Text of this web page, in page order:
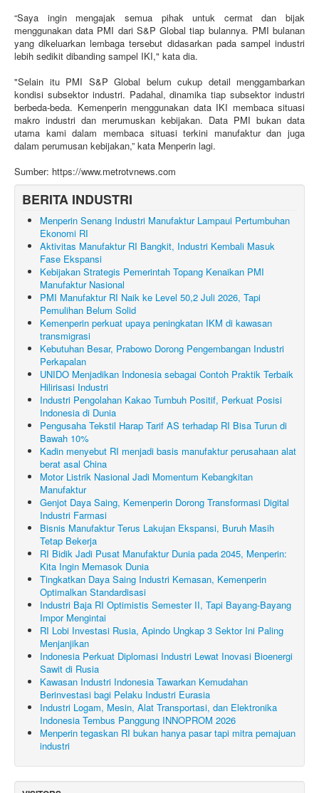
“Saya ingin mengajak semua pihak untuk cermat dan bijak
menggunakan data PMI dari S&P Global tiap bulannya. PMI bulanan
yang dikeluarkan lembaga tersebut didasarkan pada sampel industri
lebih sedikit dibanding sampel IKI," kata dia.
"Selain itu PMI S&P Global belum cukup detail menggambarkan
kondisi subsektor industri. Padahal, dinamika tiap subsektor industri
berbeda-beda. Kemenperin menggunakan data IKI membaca situasi
makro industri dan merumuskan kebijakan. Data PMI bukan data
utama kami dalam membaca situasi terkini manufaktur dan juga
dalam perumusan kebijakan,” kata Menperin lagi.
Sumber: https://www.metrotvnews.com
BERITA INDUSTRI
Menperin Senang Industri Manufaktur Lampaui Pertumbuhan
Ekonomi RI
Aktivitas Manufaktur RI Bangkit, Industri Kembali Masuk
Fase Ekspansi
Kebijakan Strategis Pemerintah Topang Kenaikan PMI
Manufaktur Nasional
PMI Manufaktur RI Naik ke Level 50,2 Juli 2026, Tapi
Pemulihan Belum Solid
Kemenperin perkuat upaya peningkatan IKM di kawasan
transmigrasi
Kebutuhan Besar, Prabowo Dorong Pengembangan Industri
Perkapalan
UNIDO Menjadikan Indonesia sebagai Contoh Praktik Terbaik
Hilirisasi Industri
Industri Pengolahan Kakao Tumbuh Positif, Perkuat Posisi
Indonesia di Dunia
Pengusaha Tekstil Harap Tarif AS terhadap RI Bisa Turun di
Bawah 10%
Kadin menyebut RI menjadi basis manufaktur perusahaan alat
berat asal China
Motor Listrik Nasional Jadi Momentum Kebangkitan
Manufaktur
Genjot Daya Saing, Kemenperin Dorong Transformasi Digital
Industri Farmasi
Bisnis Manufaktur Terus Lakujan Ekspansi, Buruh Masih
Tetap Bekerja
RI Bidik Jadi Pusat Manufaktur Dunia pada 2045, Menperin:
Kita Ingin Memasok Dunia
Tingkatkan Daya Saing Industri Kemasan, Kemenperin
Optimalkan Standardisasi
Industri Baja RI Optimistis Semester II, Tapi Bayang-Bayang
Impor Mengintai
RI Lobi Investasi Rusia, Apindo Ungkap 3 Sektor Ini Paling
Menjanjikan
Indonesia Perkuat Diplomasi Industri Lewat Inovasi Bioenergi
Sawit di Rusia
Kawasan Industri Indonesia Tawarkan Kemudahan
Berinvestasi bagi Pelaku Industri Eurasia
Industri Logam, Mesin, Alat Transportasi, dan Elektronika
Indonesia Tembus Panggung INNOPROM 2026
Menperin tegaskan RI bukan hanya pasar tapi mitra pemajuan
industri